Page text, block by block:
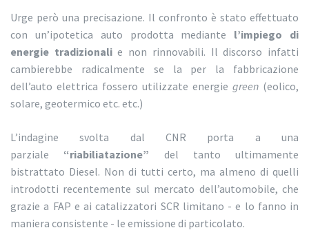
Urge però una precisazione. Il confronto è stato effettuato
con un’ipotetica auto prodotta mediante l’impiego di
energie tradizionalie non rinnovabili. Il discorso infatti
cambierebbe radicalmente se la per la fabbricazione
dell’auto elettrica fossero utilizzate energie green (eolico,
solare, geotermico etc. etc.)
L’indagine svolta dal CNR porta a una
parziale “riabiliatazione” del tanto ultimamente
bistrattato Diesel. Non di tutti certo, ma almeno di quelli
introdotti recentemente sul mercato dell’automobile, che
grazie a FAP e ai catalizzatori SCR limitano - e lo fanno in
maniera consistente - le emissione di particolato.